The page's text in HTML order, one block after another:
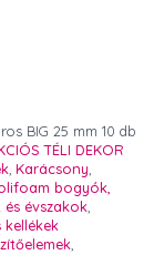
BIG 25 mm 10 db
TÉLI DEKOR
, Karácsony,
bogyók,
és évszakok,
kellékek
,